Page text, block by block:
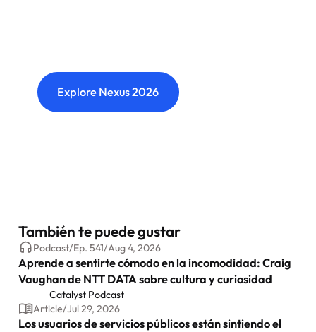
Explore Nexus 2026
También te puede gustar
Podcast/Ep. 541/Aug 4, 2026
Aprende a sentirte cómodo en la incomodidad: Craig
Vaughan de NTT DATA sobre cultura y curiosidad
Catalyst Podcast
Article/Jul 29, 2026
Los usuarios de servicios públicos están sintiendo el